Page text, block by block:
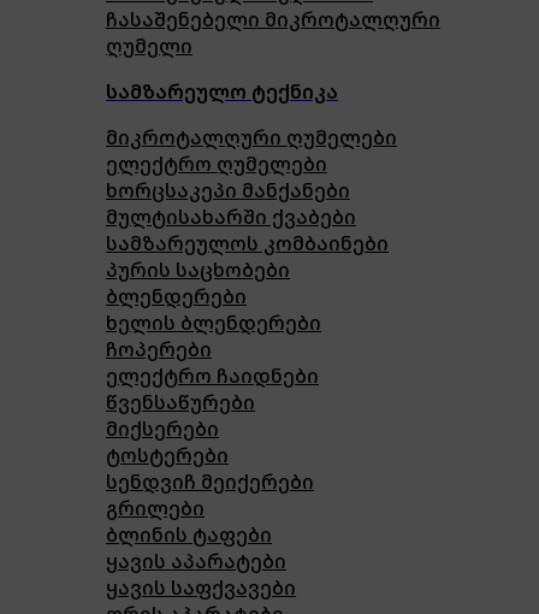
ჩასაშენებელი მიკროტალღური
ღუმელი
სამზარეულო ტექნიკა
მიკროტალღური ღუმელები
ელექტრო ღუმელები
ხორცსაკეპი მანქანები
მულტისახარში ქვაბები
სამზარეულოს კომბაინები
პურის საცხობები
ბლენდერები
ხელის ბლენდერები
ჩოპერები
ელექტრო ჩაიდნები
წვენსაწურები
მიქსერები
ტოსტერები
სენდვიჩ მეიქერები
გრილები
ბლინის ტაფები
ყავის აპარატები
ყავის საფქვავები